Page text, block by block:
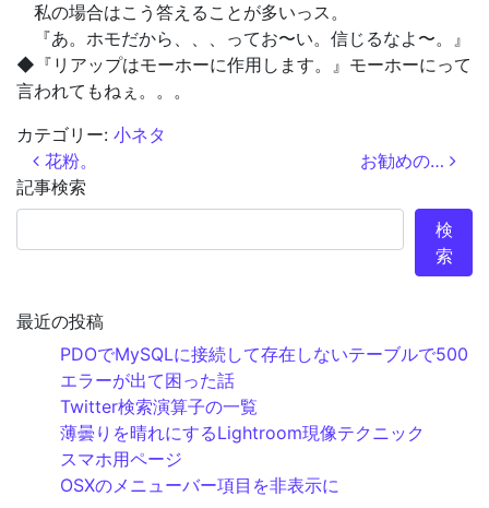
私の場合はこう答えることが多いっス。
『あ。ホモだから、、、ってお〜い。信じるなよ〜。』
◆『リアップはモーホーに作用します。』モーホーにって
言われてもねぇ。。。
カテゴリー: 小ネタ
投稿ナビゲーション
花粉。
お勧めの…
記事検索
検
索
最近の投稿
PDOでMySQLに接続して存在しないテーブルで500
エラーが出て困った話
Twitter検索演算子の一覧
薄曇りを晴れにするLightroom現像テクニック
スマホ用ページ
OSXのメニューバー項目を非表示に